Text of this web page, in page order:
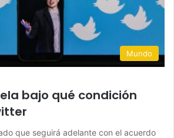
Mundo
bajo qué condición
que seguirá adelante con el acuerdo